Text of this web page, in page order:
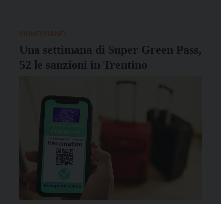
Una settimana di Super Green Pass,
52 le sanzioni in Trentino